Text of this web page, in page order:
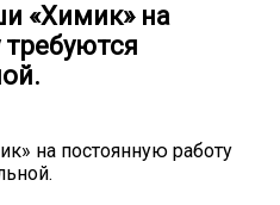
«Химик» на
на постоянную работу